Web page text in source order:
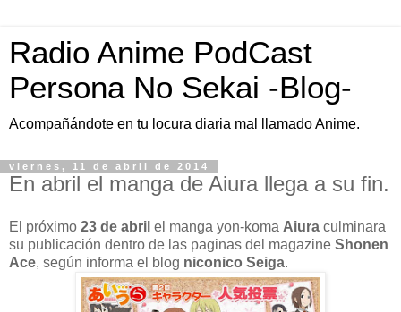
Radio Anime PodCast
Persona No Sekai -Blog-
Acompañándote en tu locura diaria mal llamado Anime.
viernes, 11 de abril de 2014
En abril el manga de Aiura llega a su fin.
El próximo 23 de abril el manga yon-koma Aiura culminara
su publicación dentro de las paginas del magazine Shonen
Ace, según informa el blog niconico Seiga.